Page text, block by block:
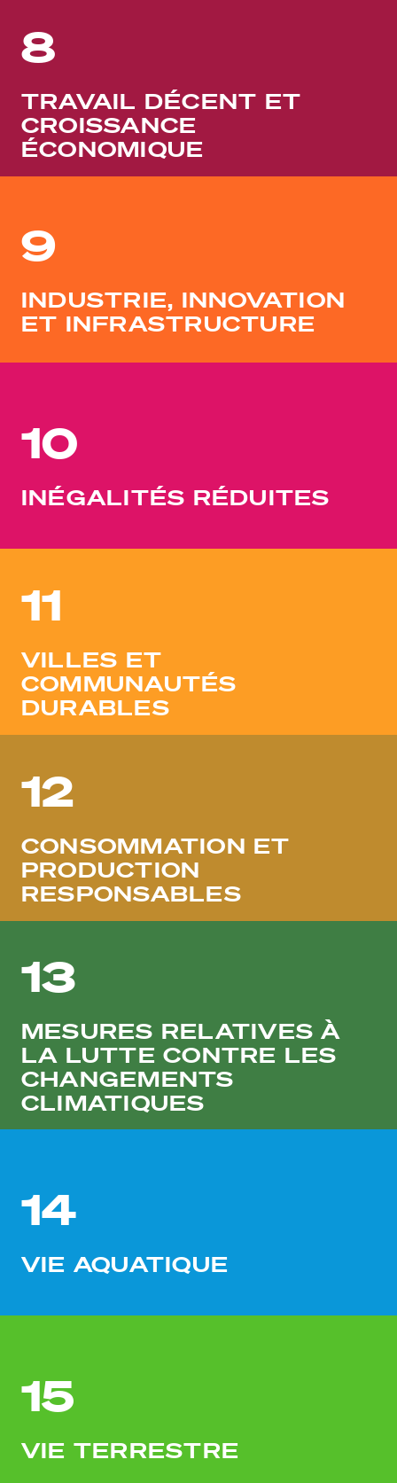
8
TRAVAIL DÉCENT ET
CROISSANCE
ÉCONOMIQUE
9
INDUSTRIE, INNOVATION
ET INFRASTRUCTURE
10
INÉGALITÉS RÉDUITES
11
VILLES ET
COMMUNAUTÉS
DURABLES
12
CONSOMMATION ET
PRODUCTION
RESPONSABLES
13
MESURES RELATIVES À
LA LUTTE CONTRE LES
CHANGEMENTS
CLIMATIQUES
14
VIE AQUATIQUE
15
VIE TERRESTRE